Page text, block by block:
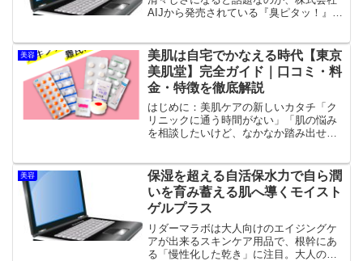
AIJから発売されている『臭ピタッ！』口
チケットが気になる方の必須アイテムと
して、注目の人気アイテ...
美容
美肌は自宅でかなえる時代【東京
美肌堂】完全ガイド｜口コミ・料
金・特徴を徹底解説
はじめに：美肌ケアの新しいカタチ「ク
リニックに通う時間がない」「肌の悩み
を相談したいけど、なかなか踏み出せな
京美肌堂です。累計利用者数は40万人を
突破し、自宅にいながら...
美容
保湿を超える自活保水力で自ら潤
いを育み蓄える肌へ導くモイスト
ゲルプラス
リダーマラボは大人向けのエイジングケ
アが出来るスキンケア用品で、根幹にあ
る「慢性化した乾き」に注目。大人の肌